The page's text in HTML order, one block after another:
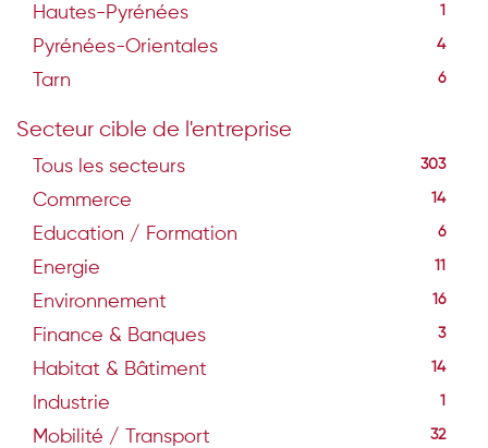
Hautes-Pyrénées 1
Pyrénées-Orientales 4
Tarn 6
Secteur cible de l'entreprise
Tous les secteurs 303
Commerce 14
Education / Formation 6
Energie 11
Environnement 16
Finance & Banques 3
Habitat & Bâtiment 14
Industrie 1
Mobilité / Transport 32